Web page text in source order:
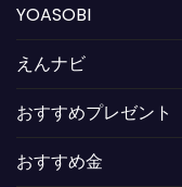
YOASOBI
えんナビ
おすすめプレゼント
おすすめ金